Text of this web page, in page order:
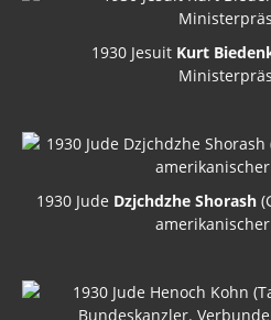
1930 Jesuit Kurt
1930 Jude Dzjchdzhe Shorash